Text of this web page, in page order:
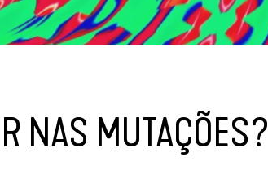
NAS MUTAÇÕES?